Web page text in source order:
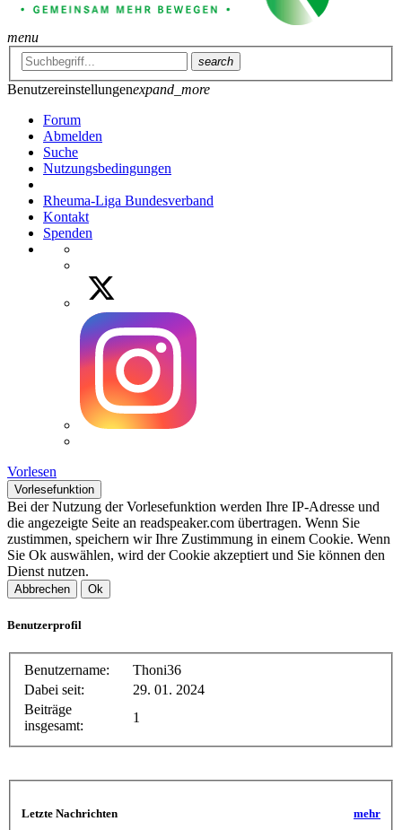
menu
search
Benutzereinstellungenexpand_more
Forum
Abmelden
Suche
Nutzungsbedingungen
Rheuma-Liga Bundesverband
Kontakt
Spenden
Vorlesen
Vorlesefunktion
Bei der Nutzung der Vorlesefunktion werden Ihre IP-Adresse und
die angezeigte Seite an readspeaker.com übertragen. Wenn Sie
zustimmen, speichern wir Ihre Zustimmung in einem Cookie. Wenn
Sie Ok auswählen, wird der Cookie akzeptiert und Sie können den
Dienst nutzen.
Abbrechen Ok
Benutzerprofil
Benutzername:
Thoni36
Dabei seit:
29. 01. 2024
Beiträge
insgesamt:
1
Letzte Nachrichten mehr